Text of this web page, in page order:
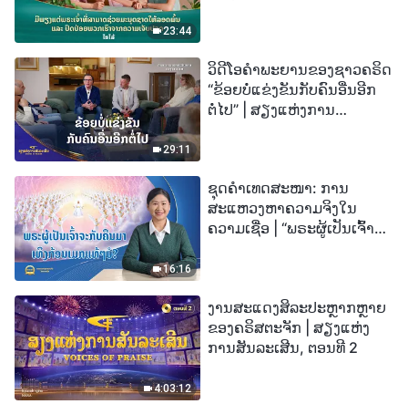
23:44
29:11
ວິດີໂອຄຳພະຍານຂອງຊາວຄຣິດ
“ຂ້ອຍບໍ່ແຂ່ງຂັນກັບຄົນອື່ນອີກ
ຕໍ່ໄປ” | ສຽງແຫ່ງການ
16:16
ຊຸດຄຳເທດສະໜາ: ການ
ສະແຫວງຫາຄວາມຈິງໃນ
ຄວາມເຊື່ອ | “ພຣະຜູ້ເປັນເຈົ້າຈະ
4:03:12
ງານສະແດງສິລະປະຫຼາກຫຼາຍ
ຂອງຄຣິສຕະຈັກ | ສຽງແຫ່ງ
ການສັນລະເສີນ, ຕອນທີ 2